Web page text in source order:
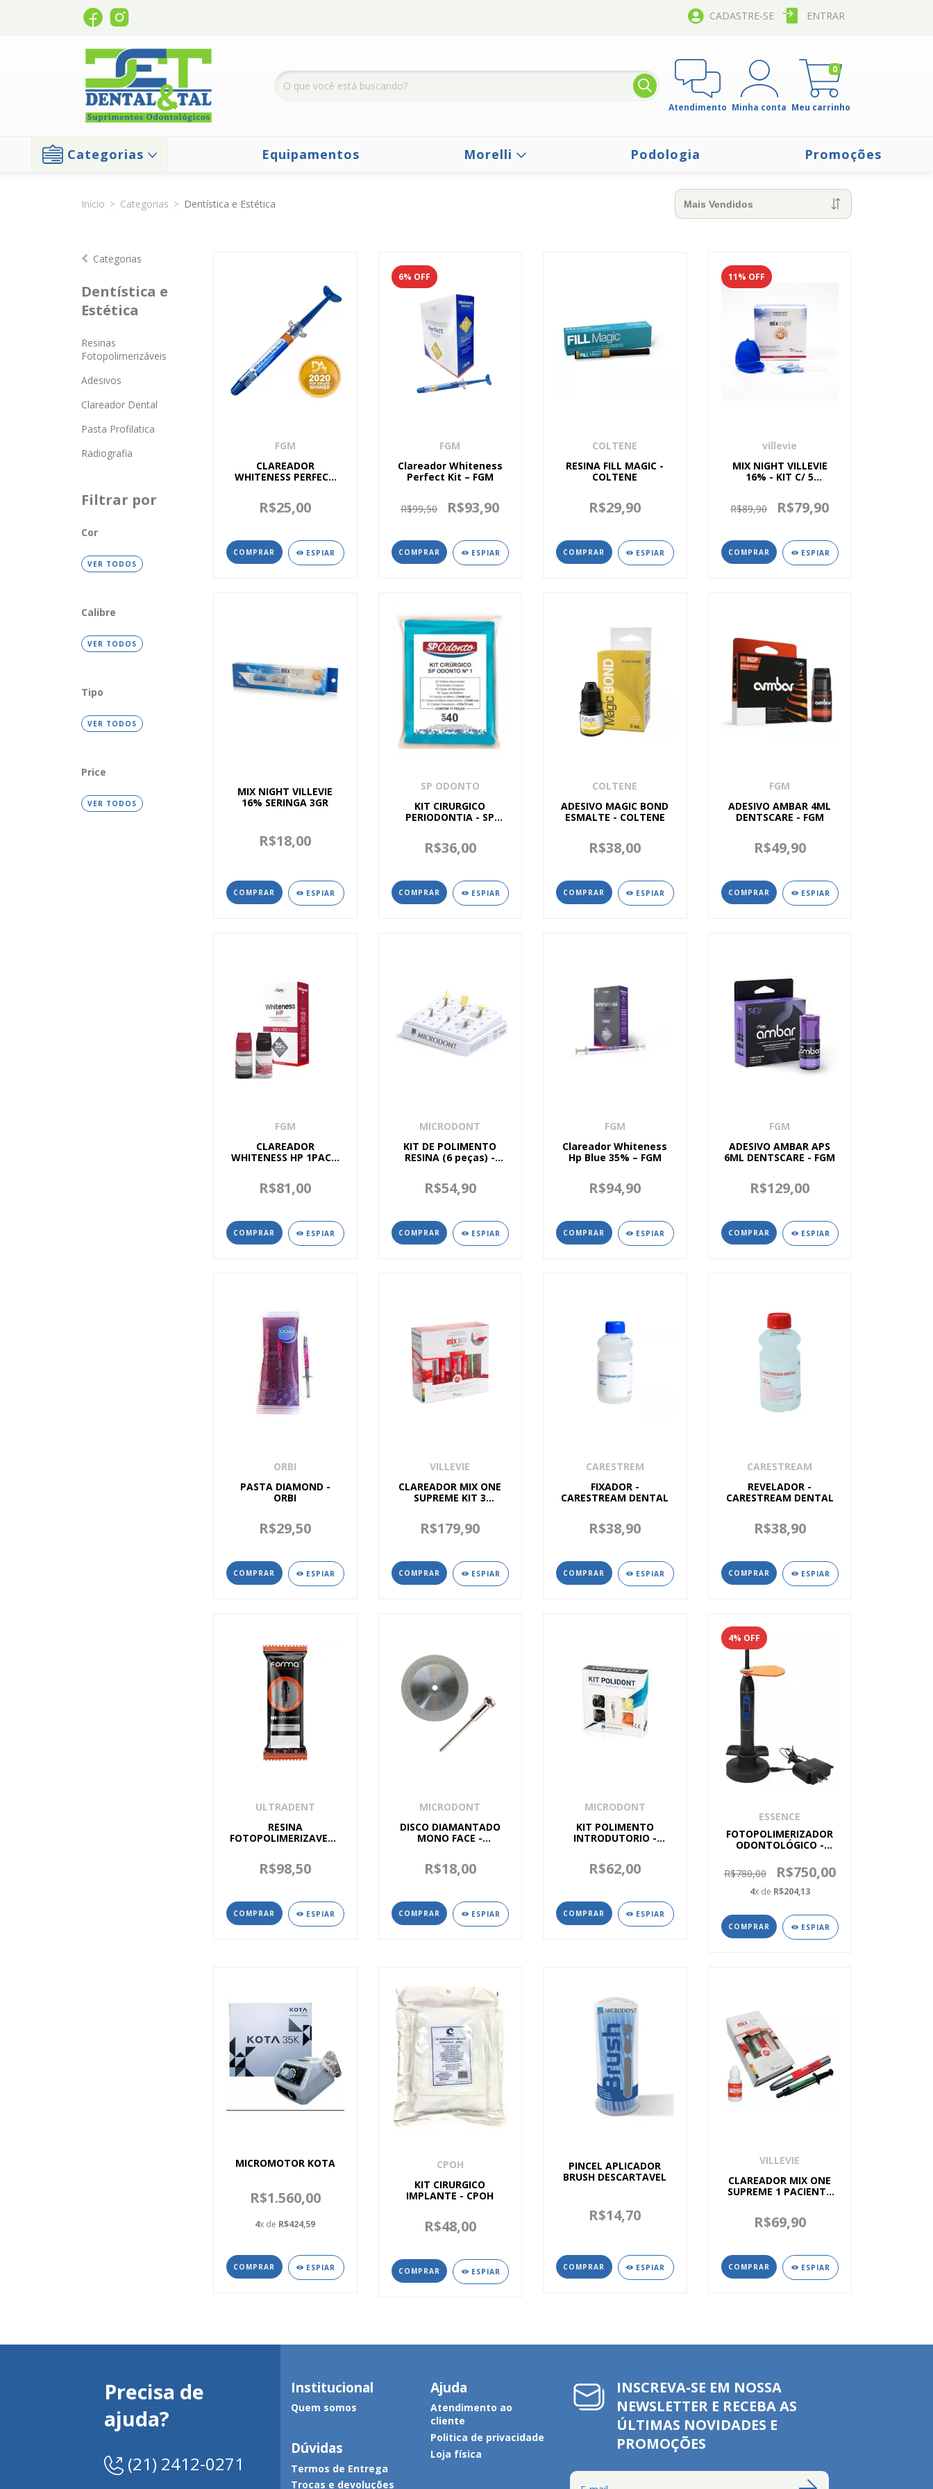
CADASTRE-SE ENTRAR
Atendimento Minha conta Meu carrinho
0
Categorias Equipamentos Morelli Podologia Promoções
Início > Categorias > Dentística e Estética
Categorias
Dentística e
Estética
Resinas
Fotopolimerizáveis
Adesivos
Clareador Dental
Pasta Profilatica
Radiografia
Filtrar por
Cor
VER TODOS
Calibre
VER TODOS
Tipo
VER TODOS
Price
VER TODOS
FGM
CLAREADOR
WHITENESS PERFECT
R$25,00
COMPRAR ESPIAR
6% OFF
FGM
Clareador Whiteness
Perfect Kit – FGM
R$99,50 R$93,90
COMPRAR ESPIAR
COLTENE
RESINA FILL MAGIC -
COLTENE
R$29,90
COMPRAR ESPIAR
11% OFF
villevie
MIX NIGHT VILLEVIE
16% - KIT C/ 5
R$89,90
R$79,90
ESPIAR
MIX NIGHT VILLEVIE
16% SERINGA 3GR
R$18,00
ESPIAR
SP ODONTO
KIT CIRURGICO
PERIODONTIA - SP
R$36,00
ESPIAR
COLTENE
ADESIVO MAGIC BOND
ESMALTE - COLTENE
R$38,00
ESPIAR
FGM
ADESIVO AMBAR 4ML
DENTSCARE - FGM
R$49,90
ESPIAR
FGM
CLAREADOR
WHITENESS HP 1PAC –
R$81,00
ESPIAR
MICRODONT
KIT DE POLIMENTO
RESINA (6 peças) -
R$54,90
ESPIAR
FGM
Clareador Whiteness
Hp Blue 35% – FGM
R$94,90
ESPIAR
FGM
ADESIVO AMBAR APS
6ML DENTSCARE - FGM
R$129,00
ESPIAR
ORBI
PASTA DIAMOND -
ORBI
R$29,50
ESPIAR
VILLEVIE
CLAREADOR MIX ONE
SUPREME KIT 3
VILLEVIE
R$179,90
ESPIAR
CARESTREM
FIXADOR -
CARESTREAM DENTAL
R$38,90
ESPIAR
CARESTREAM
REVELADOR -
CARESTREAM DENTAL
R$38,90
ESPIAR
ULTRADENT
RESINA
FOTOPOLIMERIZAVEL -
R$98,50
COMPRAR ESPIAR
MICRODONT
DISCO DIAMANTADO
MONO FACE -
R$18,00
ESPIAR
MICRODONT
KIT POLIMENTO
INTRODUTORIO -
R$62,00
ESPIAR
4% OFF
ESSENCE
FOTOPOLIMERIZADOR
ODONTOLÓGICO -
R$780,00
R$750,00
4x de R$204,13
ESPIAR
MICROMOTOR KOTA
R$1.560,00
4x de R$424,59
ESPIAR
CPOH
KIT CIRURGICO
IMPLANTE - CPOH
R$48,00
ESPIAR
PINCEL APLICADOR
BRUSH DESCARTAVEL
R$14,70
COMPRAR ESPIAR
VILLEVIE
CLAREADOR MIX ONE
SUPREME 1 PACIENTE
R$69,90
ESPIAR
Precisa de
ajuda?
(21) 2412-0271
Institucional
Quem somos
Dúvidas
Termos de Entrega
Trocas e devoluções
Ajuda
Atendimento ao
cliente
Politica de privacidade
Loja física
INSCREVA-SE EM NOSSA
NEWSLETTER E RECEBA AS
ÚLTIMAS NOVIDADES E
PROMOÇÕES